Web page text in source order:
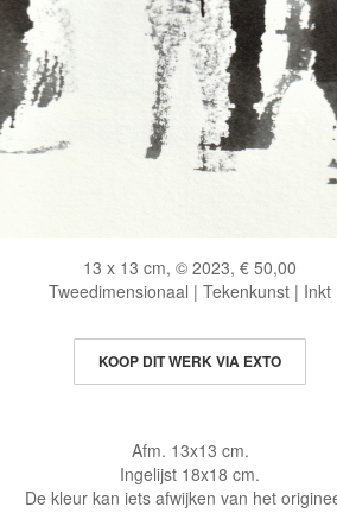
13 x 13 cm, © 2023, € 50,00
Tweedimensionaal | Tekenkunst | Inkt
KOOP DIT WERK VIA EXTO
Afm. 13x13 cm.
Ingelijst 18x18 cm.
De kleur kan iets afwijken van het